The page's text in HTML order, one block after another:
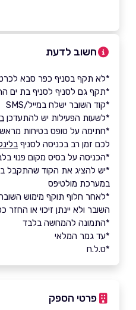
חשוב לדעת
*לא תקף בסניף כפר סבא לכרטיס
*תקף גם לסניף לסניף בת ים
*קוד השובר ישלח במייל/SMS
*לשעות הפעילות יש להתעדכן
*חתימה על טופס בטיחות
לכם זמן רב בכניסה לסניף
*הכניסה על בסיס מקום פנוי
*יש להציג את הקוד שהתקבל
במערכת מולטיפס
*לאחר חלוף תוקף מימוש
השובר ולא יינתן זיכוי או החזר
*התמונה להמחשה בלבד
*עד גמר המלאי
*ט.ל.ח
פרטי הספק